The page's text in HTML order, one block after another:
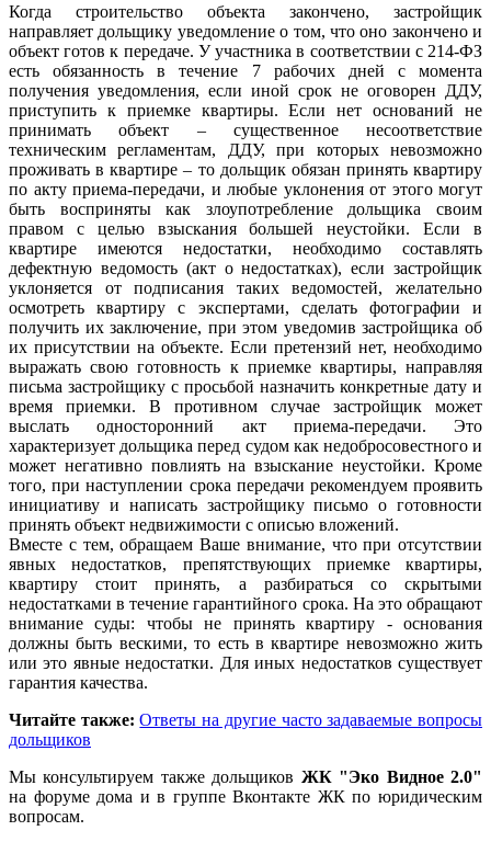
Когда строительство объекта закончено, застройщик
направляет дольщику уведомление о том, что оно закончено и
объект готов к передаче. У участника в соответствии с 214-ФЗ
есть обязанность в течение 7 рабочих дней с момента
получения уведомления, если иной срок не оговорен ДДУ,
приступить к приемке квартиры. Если нет оснований не
принимать объект – существенное несоответствие
техническим регламентам, ДДУ, при которых невозможно
проживать в квартире – то дольщик обязан принять квартиру
по акту приема-передачи, и любые уклонения от этого могут
быть восприняты как злоупотребление дольщика своим
правом с целью взыскания большей неустойки. Если в
квартире имеются недостатки, необходимо составлять
дефектную ведомость (акт о недостатках), если застройщик
уклоняется от подписания таких ведомостей, желательно
осмотреть квартиру с экспертами, сделать фотографии и
получить их заключение, при этом уведомив застройщика об
их присутствии на объекте. Если претензий нет, необходимо
выражать свою готовность к приемке квартиры, направляя
письма застройщику с просьбой назначить конкретные дату и
время приемки. В противном случае застройщик может
выслать односторонний акт приема-передачи. Это
характеризует дольщика перед судом как недобросовестного и
может негативно повлиять на взыскание неустойки. Кроме
того, при наступлении срока передачи рекомендуем проявить
инициативу и написать застройщику письмо о готовности
принять объект недвижимости с описью вложений.
Вместе с тем, обращаем Ваше внимание, что при отсутствии
явных недостатков, препятствующих приемке квартиры,
квартиру стоит принять, а разбираться со скрытыми
недостатками в течение гарантийного срока. На это обращают
внимание суды: чтобы не принять квартиру - основания
должны быть вескими, то есть в квартире невозможно жить
или это явные недостатки. Для иных недостатков существует
гарантия качества.
Читайте также: Ответы на другие часто задаваемые вопросы
дольщиков
Мы консультируем также дольщиков ЖК "Эко Видное 2.0"
на форуме дома и в группе Вконтакте ЖК по юридическим
вопросам.